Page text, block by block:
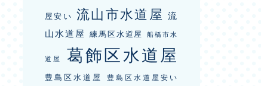
屋安い 流山市水道屋
流
山水道屋
練馬区水道屋 船橋市水
道屋 葛飾区水道屋
豊島区水道屋 豊島区水道屋安い